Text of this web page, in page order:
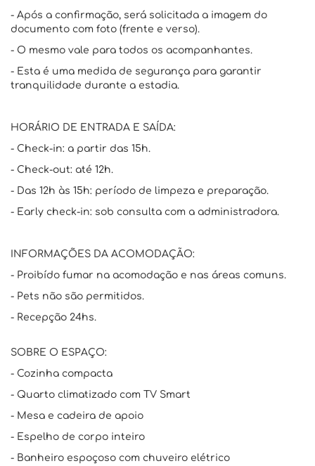
- Após a confirmação, será solicitada a imagem do
documento com foto (frente e verso).
- O mesmo vale para todos os acompanhantes.
- Esta é uma medida de segurança para garantir
tranquilidade durante a estadia.
HORÁRIO DE ENTRADA E SAÍDA:
- Check-in: a partir das 15h.
- Check-out: até 12h.
- Das 12h às 15h: período de limpeza e preparação.
- Early check-in: sob consulta com a administradora.
INFORMAÇÕES DA ACOMODAÇÃO:
- Proibído fumar na acomodação e nas áreas comuns.
- Pets não são permitidos.
- Recepção 24hs.
SOBRE O ESPAÇO:
- Cozinha compacta
- Quarto climatizado com TV Smart
- Mesa e cadeira de apoio
- Espelho de corpo inteiro
- Banheiro espoçoso com chuveiro elétrico